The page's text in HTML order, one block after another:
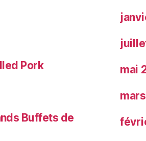
Pork
Buffets de
mai